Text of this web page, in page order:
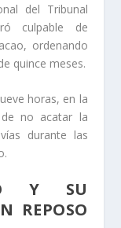
del Tribunal
culpable de
ordenando
quince meses.
horas, en la
no acatar la
durante las
Y SU
REPOSO